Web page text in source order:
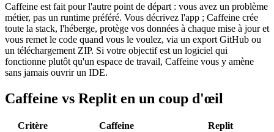
Caffeine est fait pour l'autre point de départ : vous avez un problème
métier, pas un runtime préféré. Vous décrivez l'app ; Caffeine crée
toute la stack, l'héberge, protège vos données à chaque mise à jour et
vous remet le code quand vous le voulez, via un export GitHub ou
un téléchargement ZIP. Si votre objectif est un logiciel qui
fonctionne plutôt qu'un espace de travail, Caffeine vous y amène
sans jamais ouvrir un IDE.
Caffeine vs Replit en un coup d'œil
Critère Caffeine Replit